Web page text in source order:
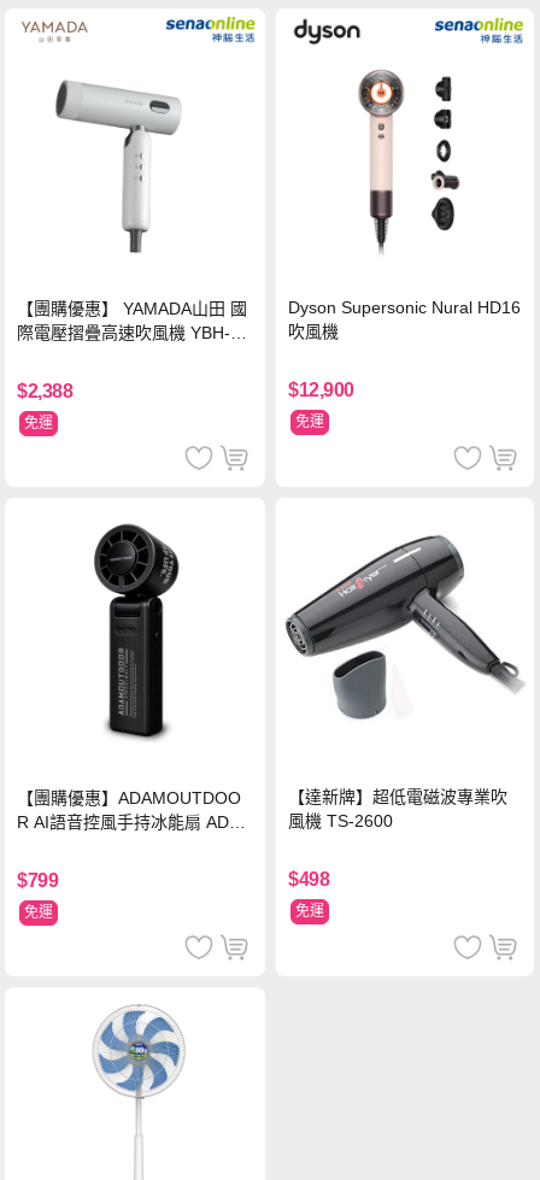
【團購優惠】 YAMADA山田 國
際電壓摺疊高速吹風機 YBH-12
$2,388
免運
Dyson Supersonic Nural HD16
吹風機
$12,900
免運
【團購優惠】ADAMOUTDOO
R AI語音控風手持冰能扇 ADFN
$799
免運
【達新牌】超低電磁波專業吹
風機 TS-2600
$498
免運